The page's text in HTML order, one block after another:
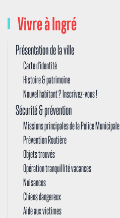
Vivre à Ingré
Présentation de la ville
Carte d'identité
Histoire & patrimoine
Nouvel habitant ? Inscrivez-vous !
Sécurité & prévention
Missions principales de la Police Municipale
Prévention Routière
Objets trouvés
Opération tranquillité vacances
Nuisances
Chiens dangereux
Aide aux victimes